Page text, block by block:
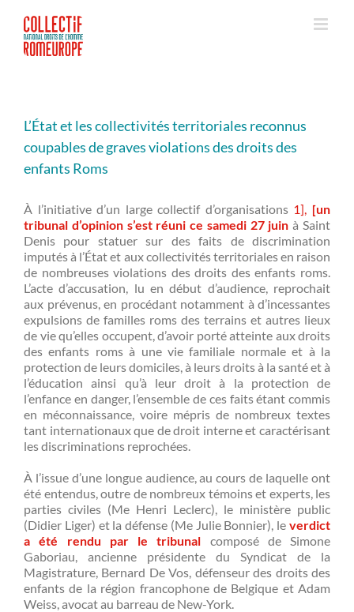
contenu
L’État et les collectivités territoriales reconnus
coupables de graves violations des droits des
enfants Roms
À l’initiative d’un large collectif d’organisations 1],
[un
tribunal d’opinion s’est réuni ce samedi 27 juinà Saint
Denis pour statuer sur des faits de discrimination
imputés à l’État et aux collectivités territoriales en raison
de nombreuses violations des droits des enfants roms.
L’acte d’accusation, lu en début d’audience, reprochait
aux prévenus, en procédant notamment à d’incessantes
expulsions de familles roms des terrains et autres lieux
de vie qu’elles occupent, d’avoir porté atteinte aux droits
des enfants roms à une vie familiale normale et à la
protection de leurs domiciles, à leurs droits à la santé et à
l’éducation ainsi qu’à leur droit à la protection de
l’enfance en danger, l’ensemble de ces faits étant commis
en méconnaissance, voire mépris de nombreux textes
tant internationaux que de droit interne et caractérisant
les discriminations reprochées.
À l’issue d’une longue audience, au cours de laquelle ont
été entendus, outre de nombreux témoins et experts, les
parties civiles (Me Henri Leclerc), le ministère public
(Didier Liger) et la défense (Me Julie Bonnier), le verdict
a été rendu par le tribunal composé de Simone
Gaboriau, ancienne présidente du Syndicat de la
Magistrature, Bernard De Vos, défenseur des droits des
enfants de la région francophone de Belgique et Adam
Weiss, avocat au barreau de New-York.